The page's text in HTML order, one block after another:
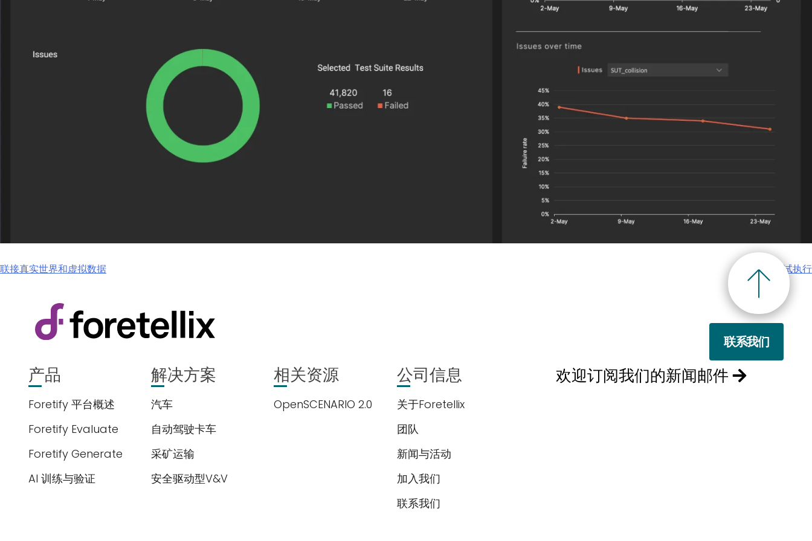
联接真实世界和虚拟数据 大规模测试执行
联系我们
产品
Foretify 平台概述
Foretify Evaluate
Foretify Generate
AI 训练与验证
解决方案
汽车
自动驾驶卡车
采矿运输
安全驱动型V&V
相关资源
OpenSCENARIO 2.0
公司信息
关于Foretellix
团队
新闻与活动
加入我们
联系我们
欢迎订阅我们的新闻邮件
欢迎订阅我们的新闻邮件
Subscribe
newsletter​
我们尊重您的隐私权。我们使用您提供的联系信息来分享公司产品内容与服务。您可以随时选择退订。若要理